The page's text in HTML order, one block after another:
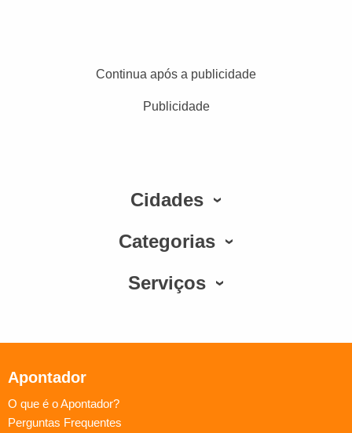
Continua após a publicidade
Publicidade
Cidades
Categorias
Serviços
Apontador
O que é o Apontador?
Perguntas Frequentes